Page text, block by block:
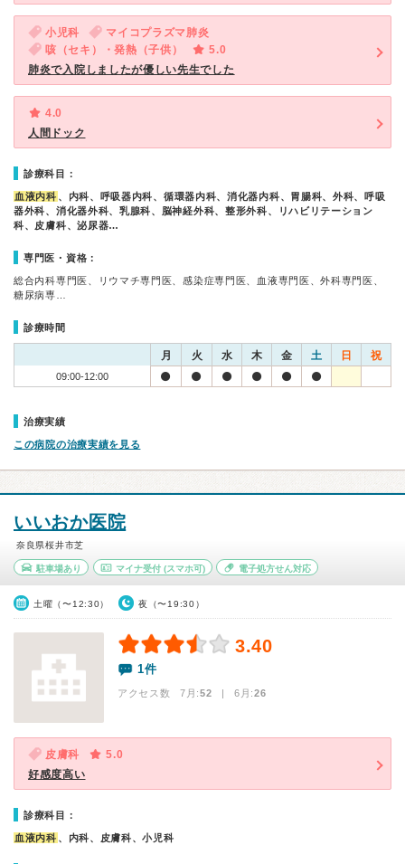
小児科
マイコプラズマ肺炎
咳（セキ）・発熱（子供）
5.0
肺炎で入院しましたが優しい先生でした
4.0
人間ドック
診療科目：
血液内科 、内科、呼吸器内科、循環器内科、消化器内科、胃腸科、外科、呼吸
器外科、消化器外科、乳腺科、脳神経外科、整形外科、リハビリテーション
科、皮膚科、泌尿器…
専門医・資格：
総合内科専門医、リウマチ専門医、感染症専門医、血液専門医、外科専門医、
糖尿病専…
診療時間
月 火 水 木 金 土 日 祝
09:00-12:00
治療実績
この病院の治療実績を見る
いいおか医院
奈良県桜井市芝
駐車場あり マイナ受付(スマホ可) 電子処方せん対応
土曜（〜12:30） 夜（〜19:30）
3.40
1件
アクセス数 7月:52 | 6月:26
皮膚科
5.0
好感度高い
診療科目：
血液内科 、内科、皮膚科、小児科